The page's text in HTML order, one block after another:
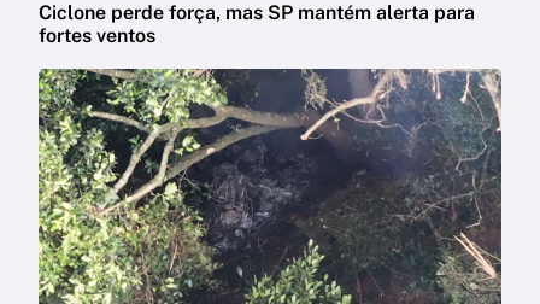
Ciclone perde força, mas SP mantém alerta para
fortes ventos